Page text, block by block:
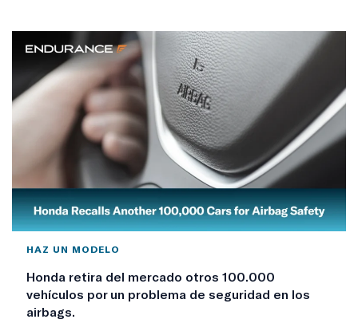
HAZ UN MODELO
Honda retira del mercado otros 100.000
vehículos por un problema de seguridad en los
airbags.